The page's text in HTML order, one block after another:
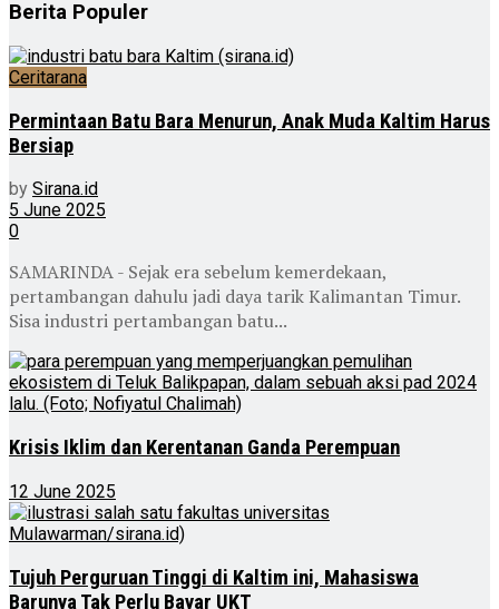
Berita Populer
Ceritarana
Permintaan Batu Bara Menurun, Anak Muda Kaltim Harus
Bersiap
by Sirana.id
5 June 2025
0
SAMARINDA - Sejak era sebelum kemerdekaan,
pertambangan dahulu jadi daya tarik Kalimantan Timur.
Sisa industri pertambangan batu...
Krisis Iklim dan Kerentanan Ganda Perempuan
12 June 2025
Tujuh Perguruan Tinggi di Kaltim ini, Mahasiswa
Barunya Tak Perlu Bayar UKT